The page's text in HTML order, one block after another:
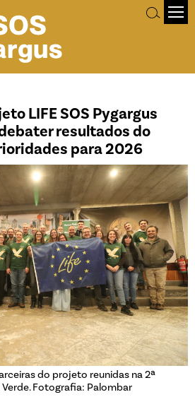
LIFE SOS Pygargus
resultados do
para 2026
do projeto reunidas na 2ª
Fotografia: Palombar